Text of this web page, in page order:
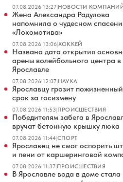
07.08.2026 13:27|НОВОСТИ
Жена Александра Радулова
напомнила о чудесном
«Локомотива»
07.08.2026 13:06|ХОККЕЙ
Названа дата открытия
арены волейбольного центра в
Ярославле
07.08.2026 12:07|НАУКА
Ярославцу грозит пожизненный
срок за госизмену
07.08.2026 11:53|ПРОИСШЕСТВИЯ
Победителям забега в
вручат бетонную крышку люка
07.08.2026 11:44|СПОРТ
Ярославец не смог оспорить
и пени от каршеринговой
07.08.2026 11:37|ПРОИСШЕСТВИЯ
В Ярославле вода в доме стала